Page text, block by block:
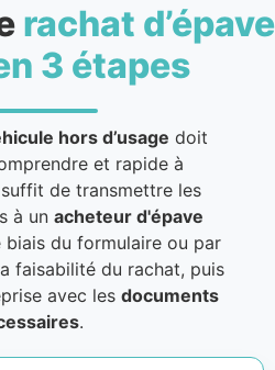
rachat d’épave
3 étapes
hors d’usage doit
et rapide à
de transmettre les
à un acheteur d'épave
biais du formulaire ou par
faisabilité du rachat, puis
avec lesdocuments
.